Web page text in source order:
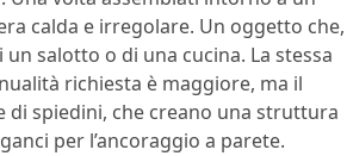
calda e irregolare. Un oggetto che,
salotto o di una cucina. La stessa
richiesta è maggiore, ma il
spiedini, che creano una struttura
per l’ancoraggio a parete.